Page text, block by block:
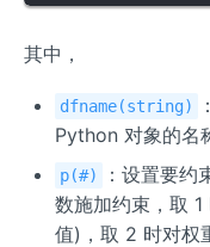
其中，
dfname(string)
Python 对象的名
p(#)
：设置要
数施加约束，取
值)，取 2 时对权